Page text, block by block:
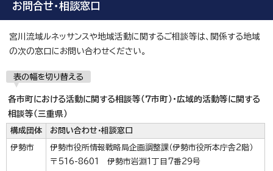
お問合せ・相談窓口
宮川流域ルネッサンスや地域活動に関するご相談等は、関係する地域
の次の窓口にお問い合わせください。
表の幅を切り替える
各市町における活動に関する相談等（7市町）・広域的活動等に関する
相談等（三重県）
構成団体 お問い合わせ・相談窓口
伊勢市
伊勢市役所情報戦略局企画調整課（伊勢市役所本庁舎2階）
〒516-8601 伊勢市岩淵1丁目7番29号